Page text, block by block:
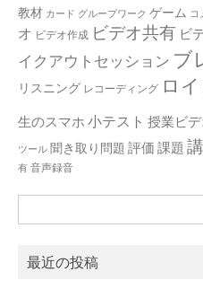
教材 カード グループワーク ゲーム コ
オ ビデオ作成 ビデオ共有 ビ
イクアウトセッション ブ
リスニング レコーディング ロ
生のスマホ 小テスト 授業ビ
ツール 聞き取り問題 評価 課題
有 音声録音
索:
最近の投稿